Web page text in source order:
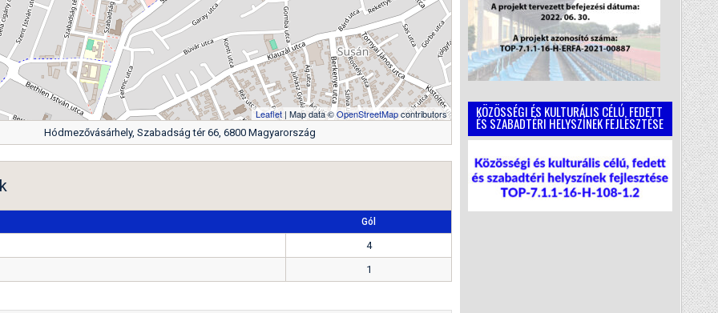
Leaflet | Map data ©OpenStreetMapcontributors
Hódmezővásárhely, Szabadság tér 66, 6800 Magyarország
Gól
4
1
KÖZÖSSÉGI ÉS KULTURÁLIS CÉLÚ, FEDETT
ÉS SZABADTÉRI HELYSZÍNEK FEJLESZTÉSE